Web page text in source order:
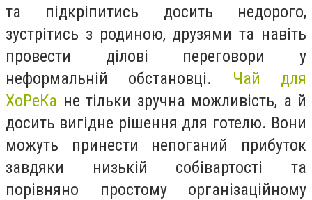
та підкріпитись досить недорого,
зустрітись з родиною, друзями та навіть
провести ділові переговори у
неформальній обстановці. Чай для
ХоРеКа не тільки зручна можливість, а й
досить вигідне рішення для готелю. Вони
можуть принести непоганий прибуток
завдяки низькій собівартості та
порівняно простому організаційному